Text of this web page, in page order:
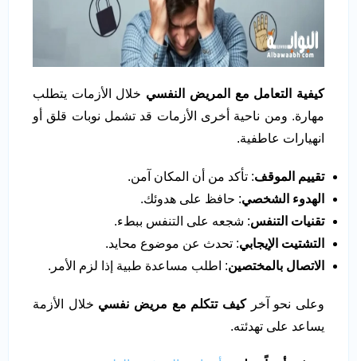
كيفية التعامل مع المريض النفسي خلال الأزمات يتطلب
مهارة. ومن ناحية أخرى الأزمات قد تشمل نوبات قلق أو
انهيارات عاطفية.
تقييم الموقف: تأكد من أن المكان آمن.
الهدوء الشخصي: حافظ على هدوئك.
تقنيات التنفس: شجعه على التنفس ببطء.
التشتيت الإيجابي: تحدث عن موضوع محايد.
الاتصال بالمختصين: اطلب مساعدة طبية إذا لزم الأمر.
وعلى نحو آخر كيف تتكلم مع مريض نفسي خلال الأزمة
يساعد على تهدئته.